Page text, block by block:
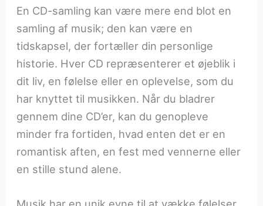
En CD-samling kan være mere end blot en
samling af musik; den kan være en
tidskapsel, der fortæller din personlige
historie. Hver CD repræsenterer et øjeblik i
dit liv, en følelse eller en oplevelse, som du
har knyttet til musikken. Når du bladrer
gennem dine CD’er, kan du genopleve
minder fra fortiden, hvad enten det er en
romantisk aften, en fest med vennerne eller
en stille stund alene.